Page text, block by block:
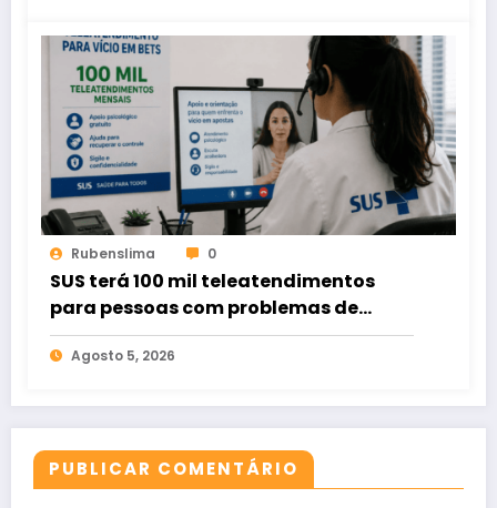
Rubenslima 0
SUS terá 100 mil teleatendimentos
para pessoas com problemas de
apostas em bets
Agosto 5, 2026
PUBLICAR COMENTÁRIO